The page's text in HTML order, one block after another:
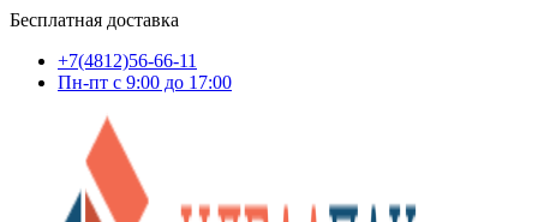
Бесплатная доставка
+7(4812)56-66-11
Пн-пт c 9:00 до 17:00